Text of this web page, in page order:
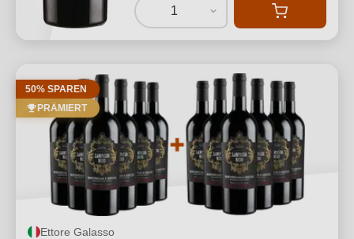
1
50% SPAREN
PRÄMIERT
Ettore Galasso